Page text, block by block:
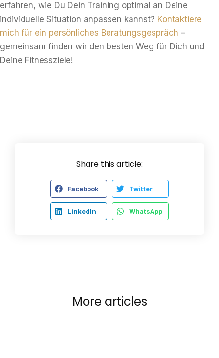
erfahren, wie Du Dein Training optimal an Deine
individuelle Situation anpassen kannst? Kontaktiere
mich für ein persönliches Beratungsgespräch –
gemeinsam finden wir den besten Weg für Dich und
Deine Fitnessziele!
Share this article:
Facebook Twitter
LinkedIn WhatsApp
More articles